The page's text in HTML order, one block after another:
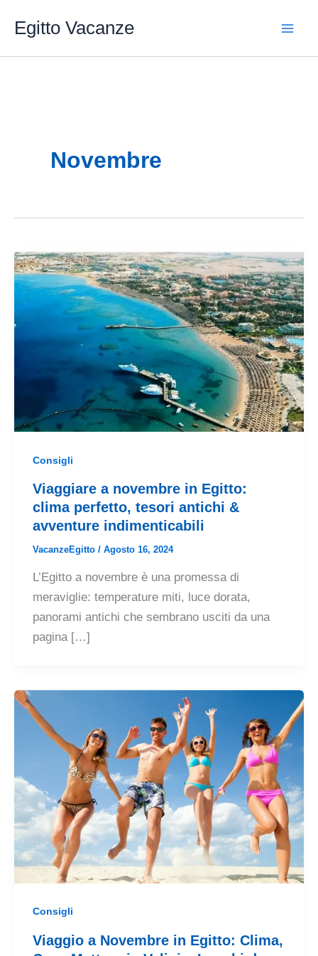
Egitto Vacanze
Novembre
Consigli
Viaggiare a novembre in Egitto:
clima perfetto, tesori antichi &
avventure indimenticabili
VacanzeEgitto / Agosto 16, 2024
L’Egitto a novembre è una promessa di
meraviglie: temperature miti, luce dorata,
panorami antichi che sembrano usciti da una
pagina […]
Consigli
Viaggio a Novembre in Egitto: Clima,